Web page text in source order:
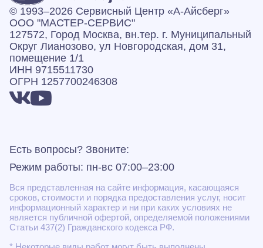
© 1993–2026 Сервисный Центр «А‑Айсберг»
ООО "МАСТЕР-СЕРВИС"
127572, Город Москва, вн.тер. г. Муниципальный
Округ Лианозово, ул Новгородская, дом 31,
помещение 1/1
ИНН 9715511730
ОГРН 1257700246308
Есть вопросы? Звоните:
Режим работы: пн-вс 07:00–23:00
Вся представленная на сайте информация, касающаяся
сроков, стоимости и порядка предоставления услуг, носит
информационный характер и ни при каких условиях не
является публичной офертой, определяемой положениями
Статьи 437(2) Гражданского кодекса РФ.